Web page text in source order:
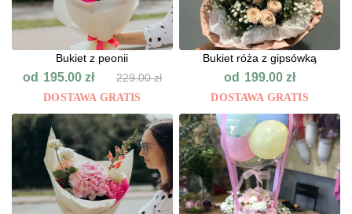
Bukiet z peonii
od 229.00zł
195.00 zł
DOSTAWA GRATIS
Bukiet róża z gipsówką
od 199.00zł
DOSTAWA GRATIS